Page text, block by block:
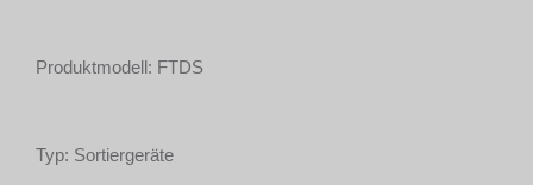
Produktmodell: FTDS
Typ: Sortiergeräte